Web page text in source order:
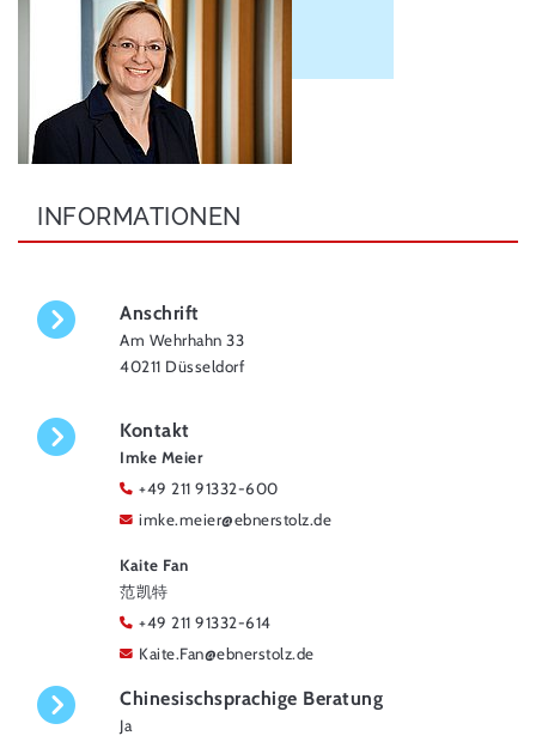
INFORMATIONEN
Anschrift
Am Wehrhahn 33
40211 Düsseldorf
Kontakt
Imke Meier
+49 211 91332-600
imke.meier@ebnerstolz.de
Kaite Fan
范凯特
+49 211 91332-614
Kaite.Fan@ebnerstolz.de
Chinesischsprachige Beratung
Ja